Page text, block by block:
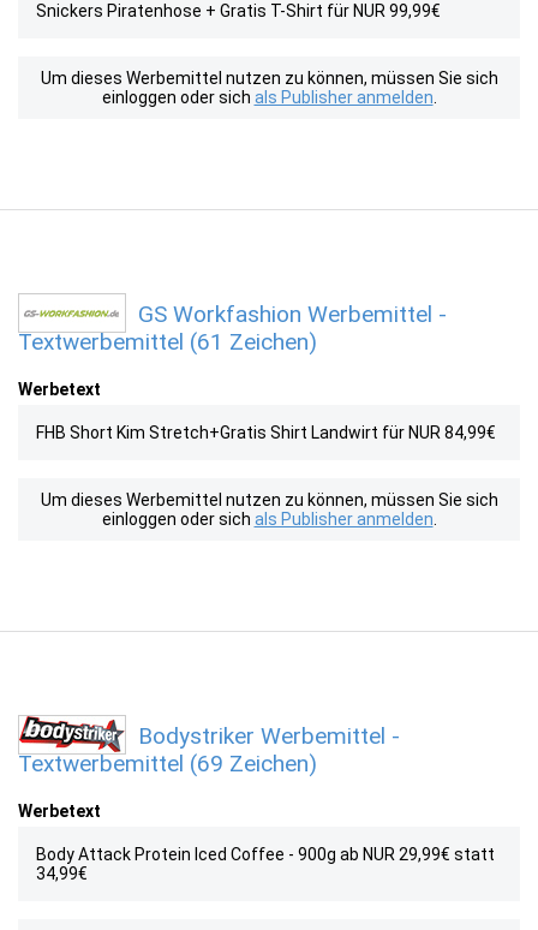
Snickers Piratenhose + Gratis T-Shirt für NUR 99,99€
Um dieses Werbemittel nutzen zu können, müssen Sie sich
einloggen oder sich als Publisher anmelden
GS Workfashion Werbemittel -
Textwerbemittel (61 Zeichen)
Werbetext
FHB Short Kim Stretch+Gratis Shirt Landwirt für NUR 84,99€
Um dieses Werbemittel nutzen zu können, müssen Sie sich
einloggen oder sich als Publisher anmelden
Bodystriker Werbemittel -
Textwerbemittel (69 Zeichen)
Werbetext
Body Attack Protein Iced Coffee - 900g ab NUR 29,99€ statt
34,99€